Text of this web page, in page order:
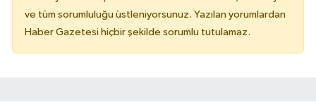
ve tüm sorumluluğu üstleniyorsunuz. Yazılan yorumlardan
Haber Gazetesi hiçbir şekilde sorumlu tutulamaz.